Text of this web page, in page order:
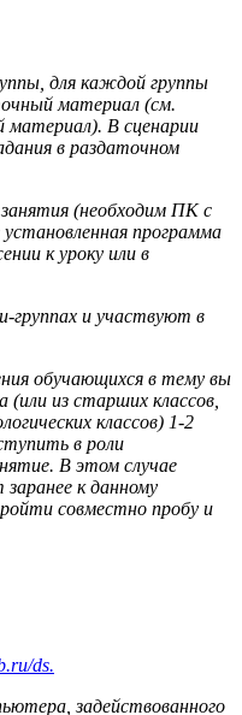
для каждой группы
материал (см.
материал). В сценарии
в раздаточном
занятия (необходим ПК с
установленная программа
к уроку или в
группах и участвуют в
обучающихся в тему вы
из старших классов,
классов) 1-2
в роли
В этом случае
к данному
совместно пробу и
ds.
задействованного